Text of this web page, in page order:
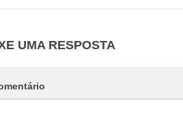
UMA RESPOSTA